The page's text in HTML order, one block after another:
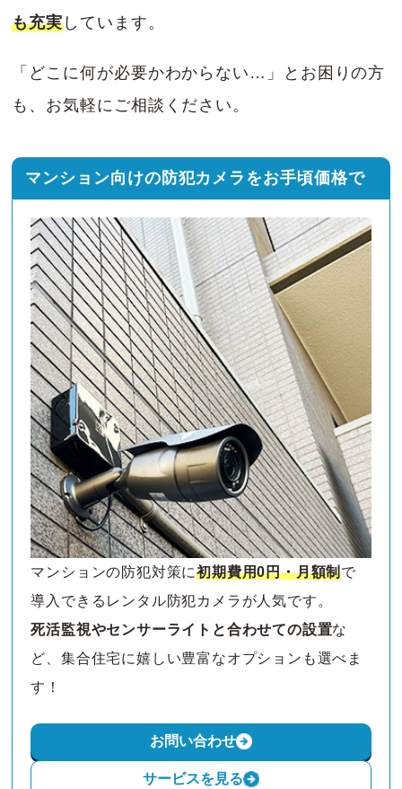
も充実 しています。
「どこに何が必要かわからない…」とお困りの方
も、お気軽にご相談ください。
マンション向けの防犯カメラをお手頃価格で
マンションの防犯対策に初期費用0円・月額制で
導入できるレンタル防犯カメラが人気です。
死活監視やセンサーライトと合わせての設置な
ど、集合住宅に嬉しい豊富なオプションも選べま
す！
お問い合わせ
サービスを見る